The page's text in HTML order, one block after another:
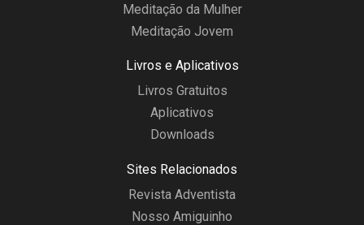
Meditação da Mulher
Meditação Jovem
Livros e Aplicativos
Livros Gratuitos
Aplicativos
Downloads
Sites Relacionados
Revista Adventista
Nosso Amiguinho